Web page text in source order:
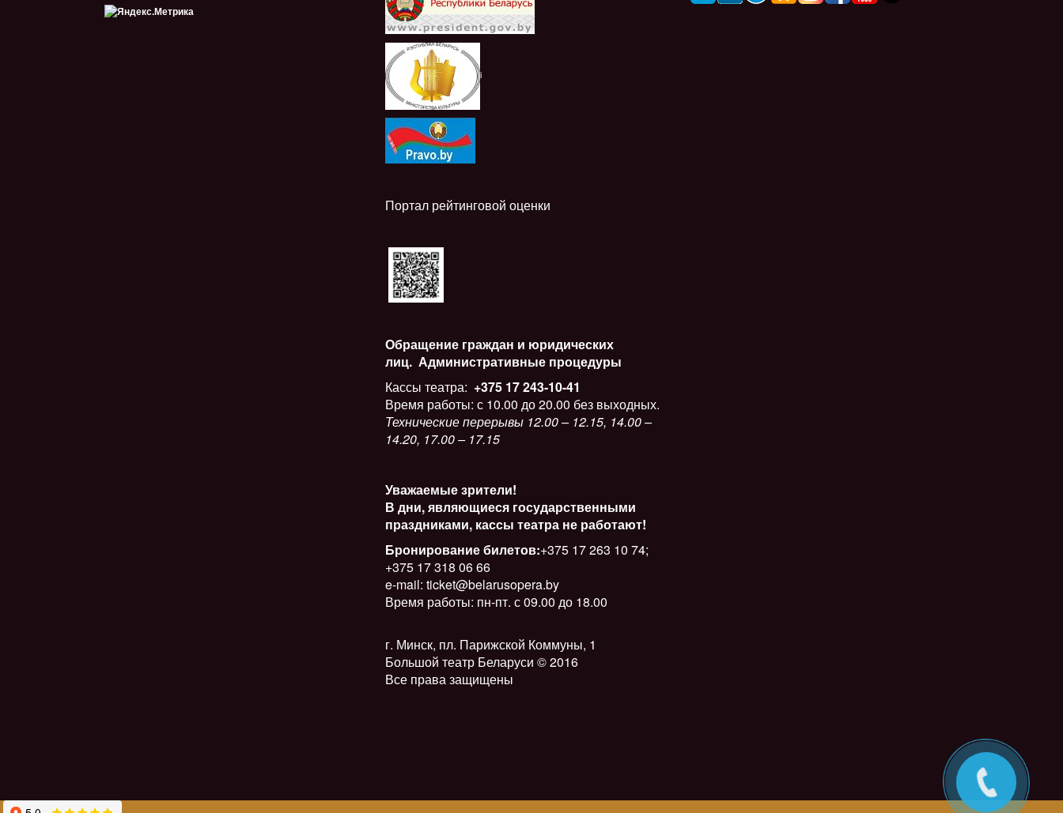
i
Портал рейтинговой оценки
Обращение граждан и юридических
лиц. Административные процедуры
Кассы театра: +375 17 243-10-41
Время работы: с 10.00 до 20.00 без выходных.
Технические перерывы 12.00 – 12.15, 14.00 –
14.20, 17.00 – 17.15
Уважаемые зрители!
В дни, являющиеся государственными
праздниками, кассы театра не работают!
Бронирование билетов:+375 17 263 10 74;
+375 17 318 06 66
e-mail: ticket@belarusopera.by
Время работы: пн-пт. с 09.00 до 18.00
г. Минск, пл. Парижской Коммуны, 1
Большой театр Беларуси © 2016
Все права защищены